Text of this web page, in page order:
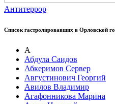
Антитеррор
Список гастролировавших в Орловской
А
Абдула Саидов
Абкеримов Сервер
Августинович Георгий
Авилов Владимир
Агафонникова Марина